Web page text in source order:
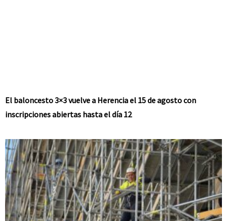
El baloncesto 3×3 vuelve a Herencia el 15 de agosto con
inscripciones abiertas hasta el día 12